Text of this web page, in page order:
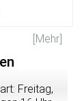
[Mehr]
Freitag,